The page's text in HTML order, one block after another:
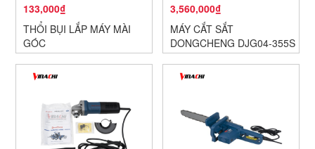
133,000₫
THỔI BỤI LẮP MÁY MÀI
GÓC
3,560,000₫
MÁY CẮT SẮT
DONGCHENG DJG04-355S
( CÓ LƯỠI)